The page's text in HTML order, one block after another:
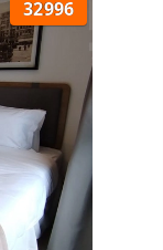
32996